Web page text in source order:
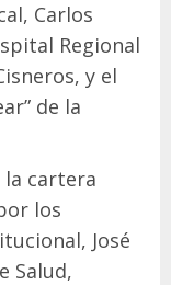
Carlos
Regional
y el
de la
cartera
los
José
Salud,